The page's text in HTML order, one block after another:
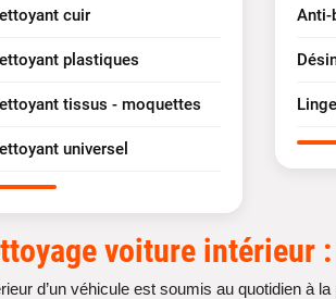
cuir
plastiques
tissus - moquettes
universel
Anti-
voiture intérieur
d’un véhicule est soumis au quotidien à la